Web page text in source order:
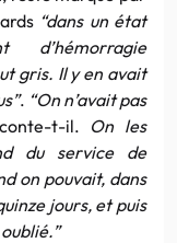
“dans un état
d’hémorragie
gris. Il y en avait
. “On n’avait pas
t-il. On les
du service de
on pouvait, dans
jours, et puis